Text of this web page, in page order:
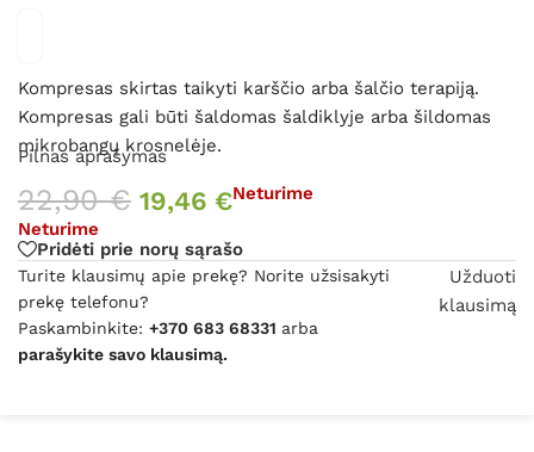
Kompresas skirtas taikyti karščio arba šalčio terapiją.
Kompresas gali būti šaldomas šaldiklyje arba šildomas
mikrobangų krosnelėje.
Pilnas aprašymas
22,90€ 19,46 €Neturime
Neturime
Pridėti prie norų sąrašo
Turite klausimų apie prekę? Norite užsisakyti
prekę telefonu?
Paskambinkite: +370 683 68331 arba
parašykite savo klausimą.
Užduoti
klausimą